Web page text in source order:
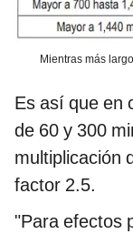
Mientras más
Es así que en
de 60 y 300
multiplicación
factor 2.5.
"Para efectos